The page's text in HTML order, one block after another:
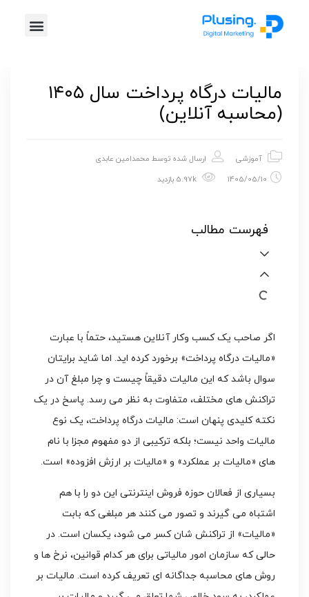
مالیات درگاه پرداخت سال ۱۴۰۵
(محاسبه آنلاین)
آموزشی ارسال شده توسط محمدامین عابدی
1405/05/10
فهرست مطالب
اگر صاحب یک کسب وکار آنلاین هستید، حتماً با عبارت
«مالیات درگاه پرداخت» برخورد کرده اید. اما شاید برایتان
سوال باشد که این مالیات دقیقاً چیست و چرا مبلغ آن در
تراکنش های مختلف، متفاوت به نظر می رسد. پاسخ در یک
نکته کلیدی پنهان است: مالیات درگاه پرداخت، یک نوع
مالیات واحد نیست؛ بلکه ترکیبی از دو مفهوم مجزا با نام
های «مالیات بر عملکرد» و «مالیات بر ارزش افزوده» است.
بسیاری از فعالان حوزه فروش اینترنتی این دو را با هم
اشتباه می گیرند و تصور می کنند هر مبلغی که بابت
«مالیات» از تراکنش شان کسر می شود، یکسان است. در
حالی که سازمان امور مالیاتی برای هر کدام قوانین، نرخ ها و
روش های محاسبه جداگانه ای تعریف کرده است. مالیات بر